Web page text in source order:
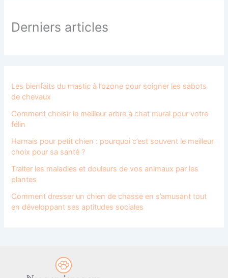
Derniers articles
Les bienfaits du mastic à l’ozone pour soigner les sabots
de chevaux
Comment choisir le meilleur arbre à chat mural pour votre
félin
Harnais pour petit chien : pourquoi c’est souvent le meilleur
choix pour sa santé ?
Traiter les maladies et douleurs de vos animaux par les
plantes
Comment dresser un chien de chasse en s’amusant tout
en développant ses aptitudes sociales